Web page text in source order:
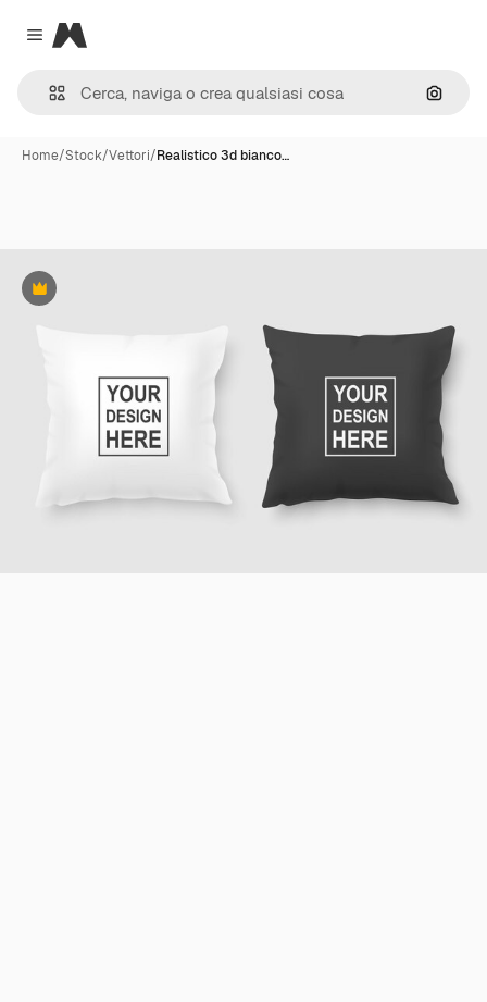
Close menu
Magnific
Cerca
Home/Stock/Vettori/Realistico 3d bianco…
Premium